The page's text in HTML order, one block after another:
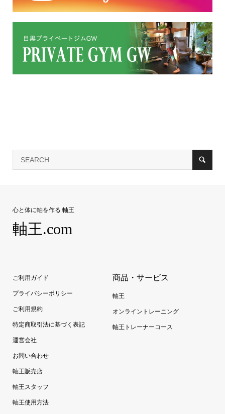
心と体に軸を作る 軸王
軸王.com
ご利用ガイド
プライバシーポリシー
ご利用規約
特定商取引法に基づく表記
運営会社
お問い合わせ
軸王販売店
軸王スタッフ
軸王使用方法
商品・サービス
軸王
オンライントレーニング
軸王トレーナーコース